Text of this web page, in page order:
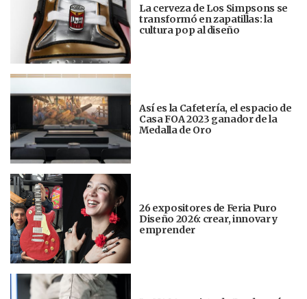
La cerveza de Los Simpsons se
transformó en zapatillas: la
cultura pop al diseño
Así es la Cafetería, el espacio de
Casa FOA 2023 ganador de la
Medalla de Oro
26 expositores de Feria Puro
Diseño 2026: crear, innovar y
emprender